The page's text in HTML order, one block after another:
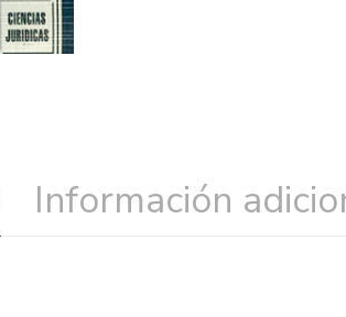
Información